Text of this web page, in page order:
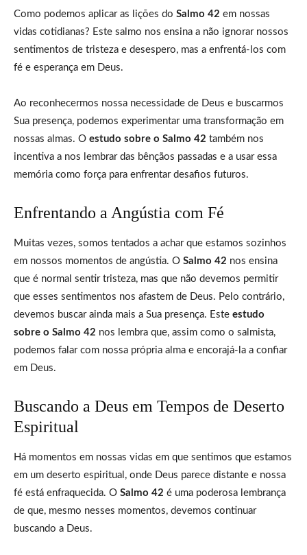
Como podemos aplicar as lições do Salmo 42 em nossas
vidas cotidianas? Este salmo nos ensina a não ignorar nossos
sentimentos de tristeza e desespero, mas a enfrentá-los com
fé e esperança em Deus.
Ao reconhecermos nossa necessidade de Deus e buscarmos
Sua presença, podemos experimentar uma transformação em
nossas almas. O estudo sobre o Salmo 42 também nos
incentiva a nos lembrar das bênçãos passadas e a usar essa
memória como força para enfrentar desafios futuros.
Enfrentando a Angústia com Fé
Muitas vezes, somos tentados a achar que estamos sozinhos
em nossos momentos de angústia. O Salmo 42 nos ensina
que é normal sentir tristeza, mas que não devemos permitir
que esses sentimentos nos afastem de Deus. Pelo contrário,
devemos buscar ainda mais a Sua presença. Este estudo
sobre o Salmo 42 nos lembra que, assim como o salmista,
podemos falar com nossa própria alma e encorajá-la a confiar
em Deus.
Buscando a Deus em Tempos de Deserto
Espiritual
Há momentos em nossas vidas em que sentimos que estamos
em um deserto espiritual, onde Deus parece distante e nossa
fé está enfraquecida. O Salmo 42 é uma poderosa lembrança
de que, mesmo nesses momentos, devemos continuar
buscando a Deus.